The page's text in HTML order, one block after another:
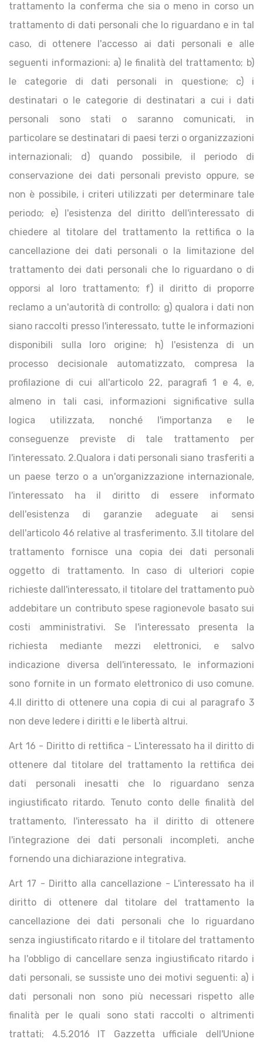
trattamento la conferma che sia o meno in corso un
trattamento di dati personali che lo riguardano e in tal
caso, di ottenere l'accesso ai dati personali e alle
seguenti informazioni: a) le finalità del trattamento; b)
le categorie di dati personali in questione; c) i
destinatari o le categorie di destinatari a cui i dati
personali sono stati o saranno comunicati, in
particolare se destinatari di paesi terzi o organizzazioni
internazionali; d) quando possibile, il periodo di
conservazione dei dati personali previsto oppure, se
non è possibile, i criteri utilizzati per determinare tale
periodo; e) l'esistenza del diritto dell'interessato di
chiedere al titolare del trattamento la rettifica o la
cancellazione dei dati personali o la limitazione del
trattamento dei dati personali che lo riguardano o di
opporsi al loro trattamento; f) il diritto di proporre
reclamo a un'autorità di controllo; g) qualora i dati non
siano raccolti presso l'interessato, tutte le informazioni
disponibili sulla loro origine; h) l'esistenza di un
processo decisionale automatizzato, compresa la
profilazione di cui all'articolo 22, paragrafi 1 e 4, e,
almeno in tali casi, informazioni significative sulla
logica utilizzata, nonché l'importanza e le
conseguenze previste di tale trattamento per
l'interessato. 2.Qualora i dati personali siano trasferiti a
un paese terzo o a un'organizzazione internazionale,
l'interessato ha il diritto di essere informato
dell'esistenza di garanzie adeguate ai sensi
dell'articolo 46 relative al trasferimento. 3.Il titolare del
trattamento fornisce una copia dei dati personali
oggetto di trattamento. In caso di ulteriori copie
richieste dall'interessato, il titolare del trattamento può
addebitare un contributo spese ragionevole basato sui
costi amministrativi. Se l'interessato presenta la
richiesta mediante mezzi elettronici, e salvo
indicazione diversa dell'interessato, le informazioni
sono fornite in un formato elettronico di uso comune.
4.Il diritto di ottenere una copia di cui al paragrafo 3
non deve ledere i diritti e le libertà altrui.
Art 16 - Diritto di rettifica - L'interessato ha il diritto di
ottenere dal titolare del trattamento la rettifica dei
dati personali inesatti che lo riguardano senza
ingiustificato ritardo. Tenuto conto delle finalità del
trattamento, l'interessato ha il diritto di ottenere
l'integrazione dei dati personali incompleti, anche
fornendo una dichiarazione integrativa.
Art 17 - Diritto alla cancellazione - L'interessato ha il
diritto di ottenere dal titolare del trattamento la
cancellazione dei dati personali che lo riguardano
senza ingiustificato ritardo e il titolare del trattamento
ha l'obbligo di cancellare senza ingiustificato ritardo i
dati personali, se sussiste uno dei motivi seguenti: a) i
dati personali non sono più necessari rispetto alle
finalità per le quali sono stati raccolti o altrimenti
trattati; 4.5.2016 IT Gazzetta ufficiale dell'Unione